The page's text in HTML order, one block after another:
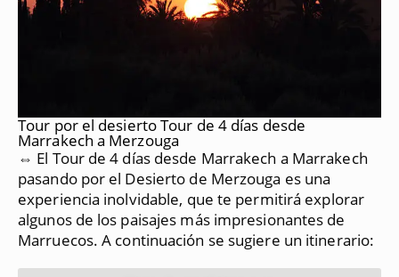
Tour por el desierto Tour de 4 días desde
Marrakech a Merzouga
⇔ El Tour de 4 días desde Marrakech a Marrakech
pasando por el Desierto de Merzouga es una
experiencia inolvidable, que te permitirá explorar
algunos de los paisajes más impresionantes de
Marruecos. A continuación se sugiere un itinerario: